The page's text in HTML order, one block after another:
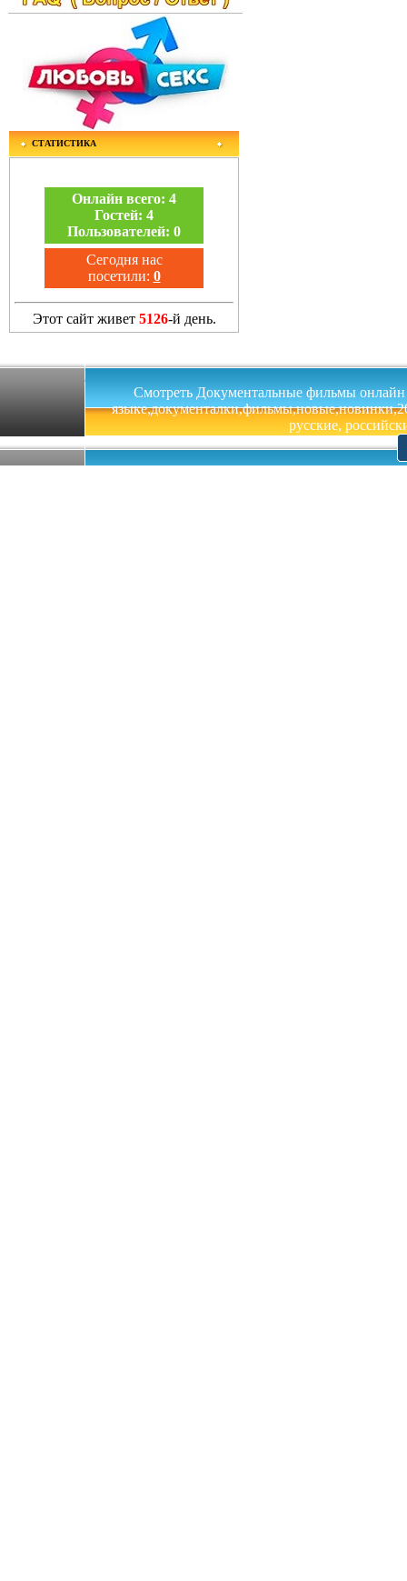
СТАТИСТИКА
Онлайн всего: 4
Гостей: 4
Пользователей: 0
Сегодня нас
посетили: 0
Этот сайт живет 5126-й день.
Смотреть Документальные фильмы онлайн
русские,